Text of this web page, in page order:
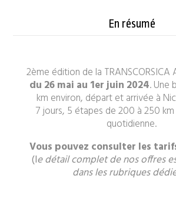
En résumé
2ème édition de la TRANSCORSICA
du 26 mai au 1er juin 2024. Une
km environ, départ et arrivée à
7 jours, 5 étapes de 200 à 250
quotidienne.
Vous pouvez consulter les
(le détail complet de nos offres
dans les rubriques